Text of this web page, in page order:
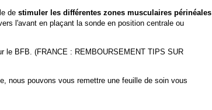
de stimuler les différentes zones musculaires périnéales
l'avant en plaçant la sonde en position centrale ou
le BFB. (FRANCE : REMBOURSEMENT TIPS SUR
nous pouvons vous remettre une feuille de soin vous